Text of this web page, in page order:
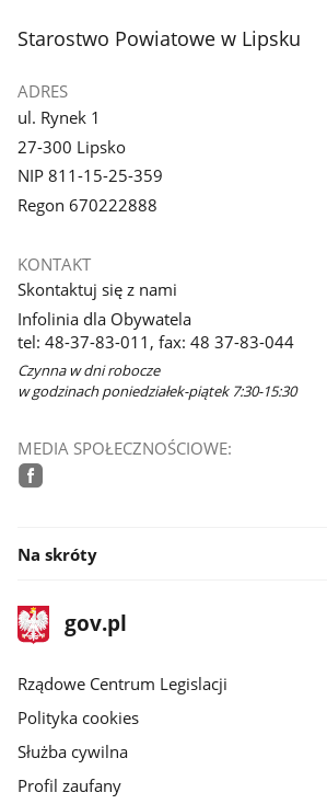
stopka
Starostwo Powiatowe w Lipsku
ADRES
ul. Rynek 1
27-300 Lipsko
NIP 811-15-25-359
Regon 670222888
KONTAKT
Skontaktuj się z nami
Infolinia dla Obywatela
tel: 48-37-83-011, fax: 48 37-83-044
Czynna w dni robocze
w godzinach poniedziałek-piątek 7:30-15:30
MEDIA SPOŁECZNOŚCIOWE:
Na skróty
stopka
gov.plStrona
gov.pl
Rządowe Centrum Legislacji
Polityka cookies
Służba cywilna
Profil zaufany